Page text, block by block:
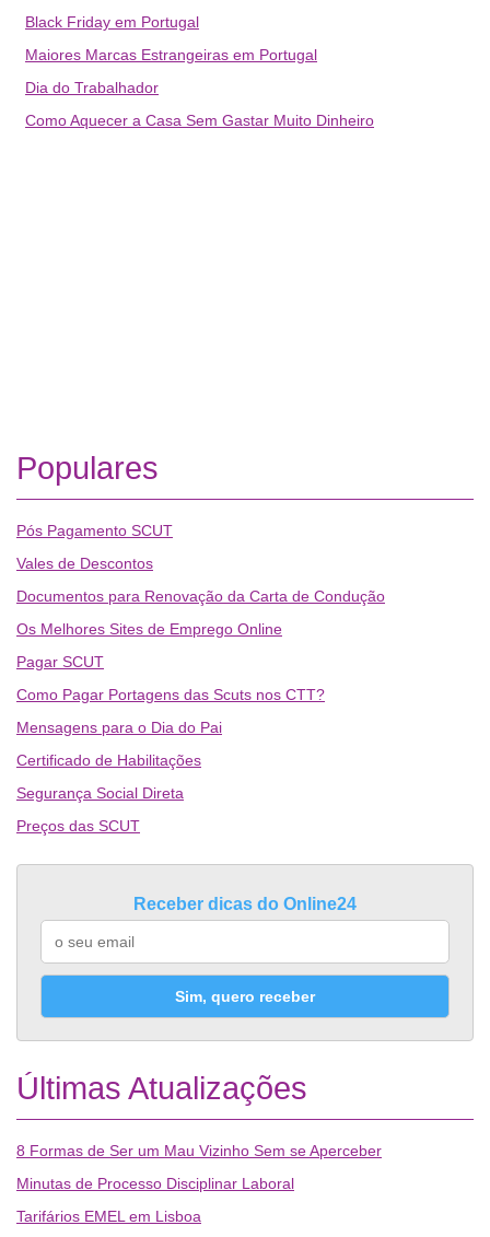
Black Friday em Portugal
Maiores Marcas Estrangeiras em Portugal
Dia do Trabalhador
Como Aquecer a Casa Sem Gastar Muito Dinheiro
Populares
Pós Pagamento SCUT
Vales de Descontos
Documentos para Renovação da Carta de Condução
Os Melhores Sites de Emprego Online
Pagar SCUT
Como Pagar Portagens das Scuts nos CTT?
Mensagens para o Dia do Pai
Certificado de Habilitações
Segurança Social Direta
Preços das SCUT
Receber dicas do Online24
Sim, quero receber
Últimas Atualizações
8 Formas de Ser um Mau Vizinho Sem se Aperceber
Minutas de Processo Disciplinar Laboral
Tarifários EMEL em Lisboa